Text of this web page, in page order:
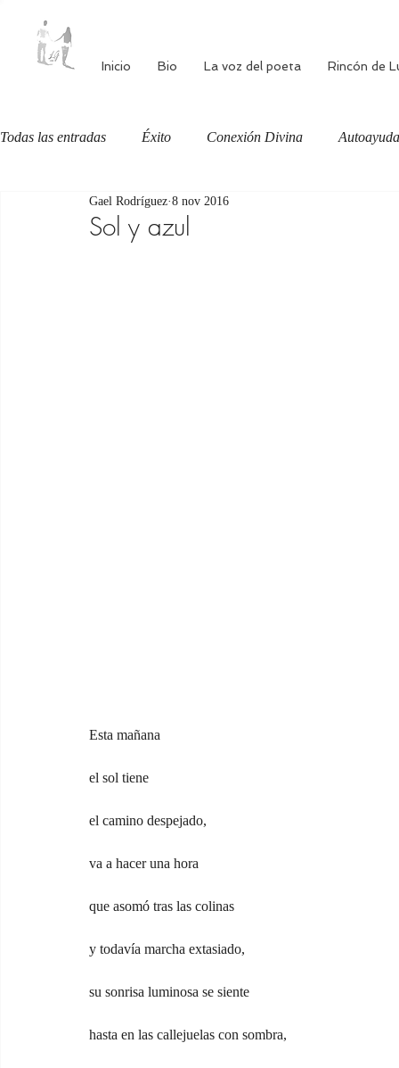
Inicio Bio La voz del poeta Rincón de
Todas las entradas Éxito Conexión Divina Autoayuda
Autoestima Alimentación consciente
Sol y azul
Gael Rodríguez 8 nov 2016
Esta mañana
el sol tiene
el camino despejado,
va a hacer una hora
que asomó tras las colinas
y todavía marcha extasiado,
su sonrisa luminosa se siente
hasta en las callejuelas con sombra,